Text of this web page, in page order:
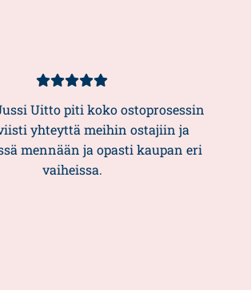
Kundbetyg
5/5
Uitto piti koko ostoprosessin
yhteyttä meihin ostajiin ja
mennään ja opasti kaupan eri
vaiheissa.